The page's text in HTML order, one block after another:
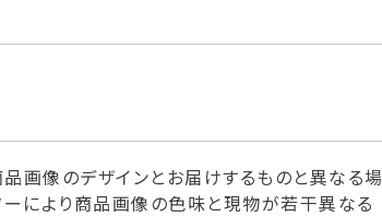
画像のデザインとお届けするものと異なる場
ーにより商品画像の色味と現物が若干異なる